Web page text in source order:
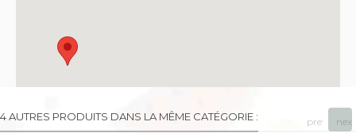
4 AUTRES PRODUITS DANS LA MÊME CATÉGORIE : prev next